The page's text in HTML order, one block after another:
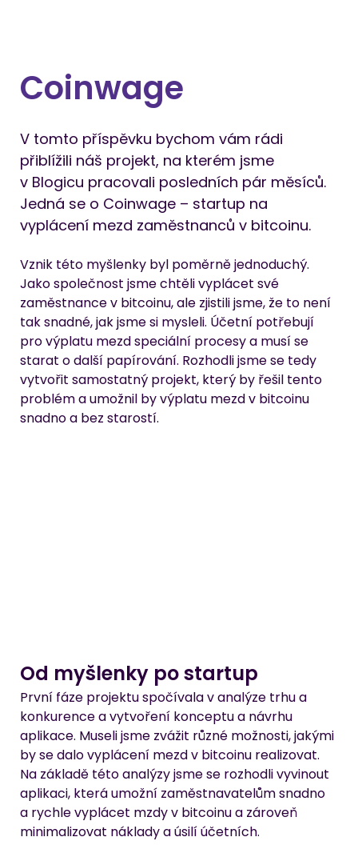
Coinwage
V tomto příspěvku bychom vám rádi
přiblížili náš projekt, na kterém jsme
v Blogicu pracovali posledních pár měsíců.
Jedná se o Coinwage – startup na
vyplácení mezd zaměstnanců v bitcoinu.
Vznik této myšlenky byl poměrně jednoduchý.
Jako společnost jsme chtěli vyplácet své
zaměstnance v bitcoinu, ale zjistili jsme, že to není
tak snadné, jak jsme si mysleli. Účetní potřebují
pro výplatu mezd speciální procesy a musí se
starat o další papírování. Rozhodli jsme se tedy
vytvořit samostatný projekt, který by řešil tento
problém a umožnil by výplatu mezd v bitcoinu
snadno a bez starostí.
Od myšlenky po startup
První fáze projektu spočívala v analýze trhu a
konkurence a vytvoření konceptu a návrhu
aplikace. Museli jsme zvážit různé možnosti, jakými
by se dalo vyplácení mezd v bitcoinu realizovat.
Na základě této analýzy jsme se rozhodli vyvinout
aplikaci, která umožní zaměstnavatelům snadno
a rychle vyplácet mzdy v bitcoinu a zároveň
minimalizovat náklady a úsilí účetních.